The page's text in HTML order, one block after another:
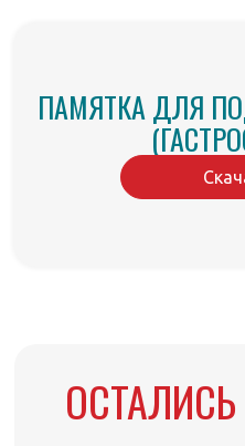
ПАМЯТКА ДЛЯ